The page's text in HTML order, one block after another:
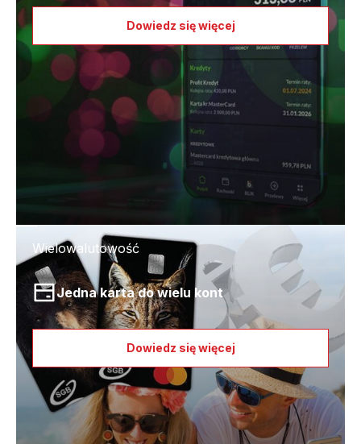
Dowiedz się więcej
Wielowalutowość
Jedna karta do wielu kont
Dowiedz się więcej